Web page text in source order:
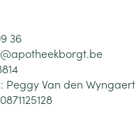
36
apotheekborgt.be
Peggy Van den Wyngaert